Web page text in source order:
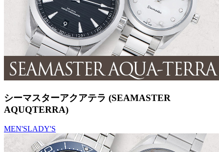
シーマスターアクアテラ (SEAMASTER
AQUQTERRA)
MEN'SLADY'S